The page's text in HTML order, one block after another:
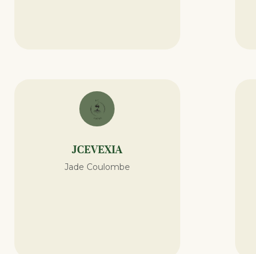
JCEVEXIA
Jade Coulombe